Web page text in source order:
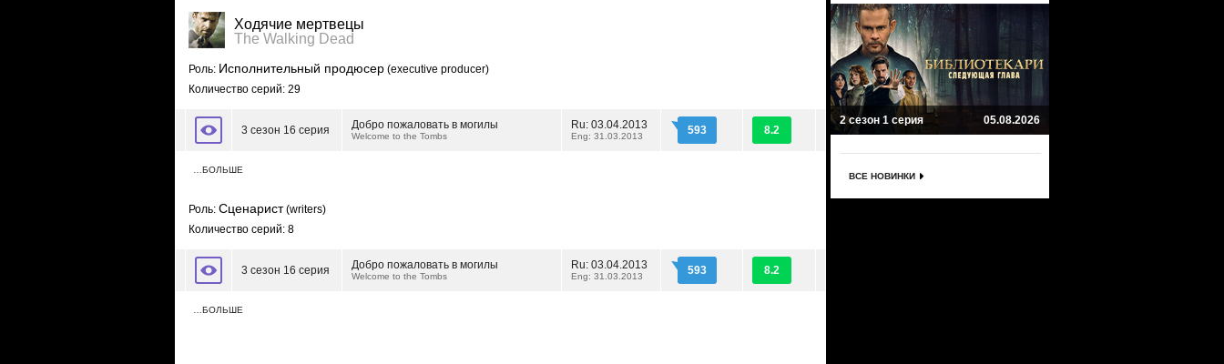
Ходячие мертвецы
The Walking Dead
Роль: Исполнительный продюсер (executive producer)
Количество серий: 29
3 сезон 16 серия Добро пожаловать в могилы
Welcome to the Tombs
Ru: 03.04.2013
Eng: 31.03.2013 593 8.2
…БОЛЬШЕ
Роль: Сценарист(writers)
Количество серий: 8
3 сезон 16 серия Добро пожаловать в могилы
Welcome to the Tombs
Ru: 03.04.2013
Eng: 31.03.2013 593 8.2
…БОЛЬШЕ
2 сезон 1 серия 05.08.2026
ВСЕ НОВИНКИ